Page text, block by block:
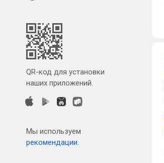
QR-код для установки
наших приложений.
Мы используем
рекомендации.